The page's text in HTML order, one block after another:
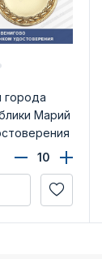
города
Марий